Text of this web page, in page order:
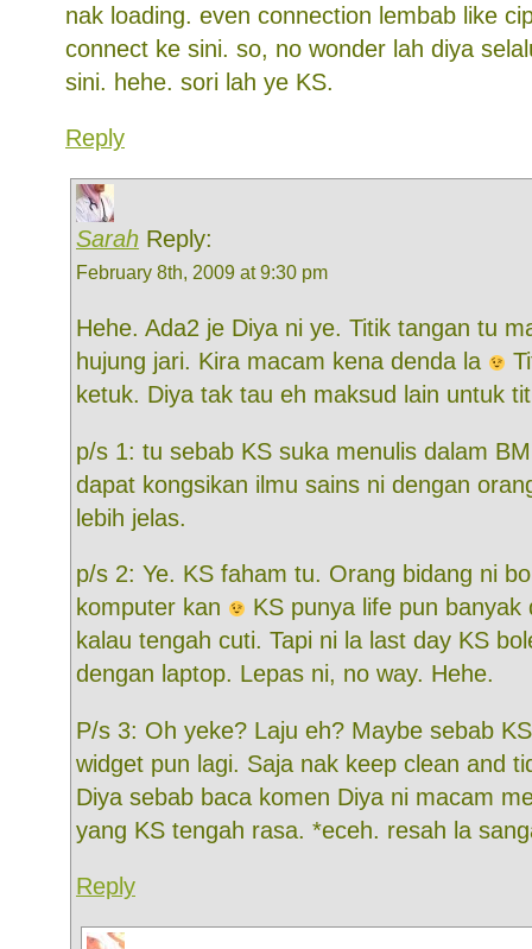
nak loading. even connection lembab like
connect ke sini. so, no wonder lah diya
sini. hehe. sori lah ye KS.
Reply
Sarah Reply:
February 8th, 2009 at 9:30 pm
Hehe. Ada2 je Diya ni ye. Titik tangan tu
hujung jari. Kira macam kena denda la
ketuk. Diya tak tau eh maksud lain untuk
p/s 1: tu sebab KS suka menulis dalam
dapat kongsikan ilmu sains ni dengan
lebih jelas.
p/s 2: Ye. KS faham tu. Orang bidang ni
komputer kan
KS punya life pun banyak
kalau tengah cuti. Tapi ni la last day KS
dengan laptop. Lepas ni, no way. Hehe.
P/s 3: Oh yeke? Laju eh? Maybe sebab
widget pun lagi. Saja nak keep clean and
Diya sebab baca komen Diya ni macam
yang KS tengah rasa. *eceh. resah la
Reply